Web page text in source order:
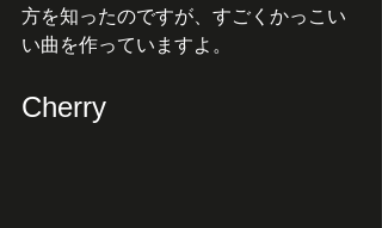
方を知ったのですが、すごくかっこい
い曲を作っていますよ。
Cherry